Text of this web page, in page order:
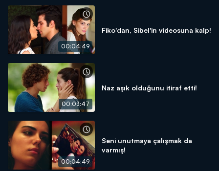
00:04:49
Fiko'dan, Sibel'in videosuna kalp!
00:03:47
Naz aşık olduğunu itiraf etti!
00:04:49
Seni unutmaya çalışmak da
varmış!